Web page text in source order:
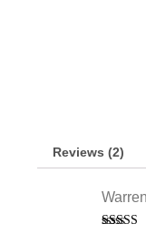
Reviews (2)